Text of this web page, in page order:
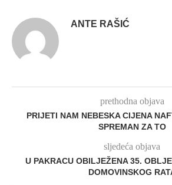
ANTE RAŠIĆ
prethodna objava
PRIJETI NAM NEBESKA CIJENA
SPREMAN ZA TO
sljedeća objava
U PAKRACU OBILJEŽENA 35.
DOMOVINSKOG